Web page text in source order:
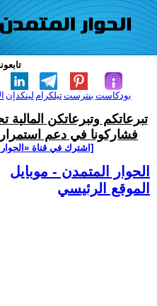
لينكدإن تيلكرامبنترست بودكاست
تبرعاتكم وتبرعاتكن
فشاركونا في دعم
[اشترك في قناة
الحوار المتمدن - موبايل
الموقع الرئيسي